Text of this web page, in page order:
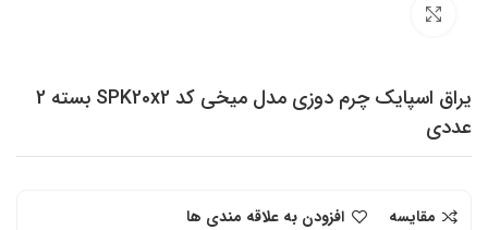
یراق اسپایک چرم دوزی مدل میخی کد SPK20x2 بسته 2
عددی
مقایسه
افزودن به علاقه مندی ها